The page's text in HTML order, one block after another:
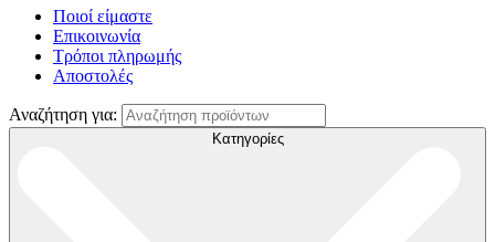
Ποιοί είμαστε
Επικοινωνία
Τρόποι πληρωμής
Αποστολές
Αναζήτηση για:
Κατηγορίες